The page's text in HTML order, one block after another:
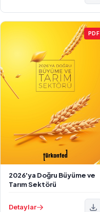
PDF
2026'ya Doğru Büyüme ve
Tarım Sektörü
Detaylar